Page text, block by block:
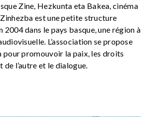
Zine, Hezkunta eta Bakea, cinéma
est une petite structure
2004 dans le pays basque, une région à
L’association se propose
pour promouvoir la paix, les droits
de l’autre et le dialogue.